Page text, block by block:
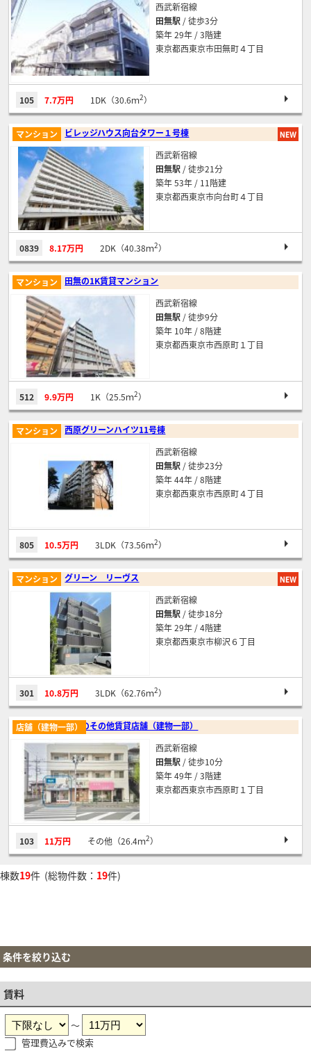
西武新宿線
田無駅 / 徒歩3分
築年 29年 / 3階建
東京都西東京市田無町４丁目
105 7.7万円 1DK（30.6ｍ2）
ビレッジハウス向台タワー１号棟
マンション
西武新宿線
田無駅 / 徒歩21分
築年 53年 / 11階建
東京都西東京市向台町４丁目
0839 8.17万円 2DK（40.38ｍ2）
田無の1K賃貸マンション
マンション
西武新宿線
田無駅 / 徒歩9分
築年 10年 / 8階建
東京都西東京市西原町１丁目
512 9.9万円 1K（25.5ｍ2）
西原グリーンハイツ11号棟
マンション
西武新宿線
田無駅 / 徒歩23分
築年 44年 / 8階建
東京都西東京市西原町４丁目
805 10.5万円 3LDK（73.56ｍ2）
グリーン リーヴス
マンション
西武新宿線
田無駅 / 徒歩18分
築年 29年 / 4階建
東京都西東京市柳沢６丁目
301 10.8万円 3LDK（62.76ｍ2）
田無のその他賃貸店舗（建物一部）
店舗（建物一部）
西武新宿線
田無駅 / 徒歩10分
築年 49年 / 3階建
東京都西東京市西原町１丁目
103 11万円 その他（26.4ｍ2）
棟数19件 (総物件数： 19件)
条件を絞り込む
賃料
～
管理費込みで検索